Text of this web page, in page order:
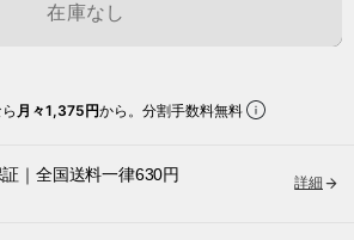
在庫なし
月々1,375円から。分割手数料無料
｜全国送料一律630円 詳細